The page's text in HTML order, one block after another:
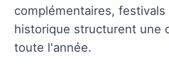
complémentaires,
historique structurent une
toute l'année.